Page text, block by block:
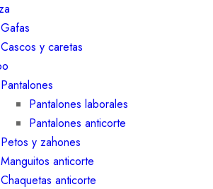
Gafas
Cascos y caretas
Pantalones
Pantalones laborales
Pantalones anticorte
Petos y zahones
Manguitos anticorte
Chaquetas anticorte